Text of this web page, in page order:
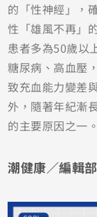
的「性神經」，
性「雄風不再」
患者多為50歲以
糖尿病、高血壓
致充血能力變差
外，隨著年紀漸
的主要原因之一。
潮健康／編輯部